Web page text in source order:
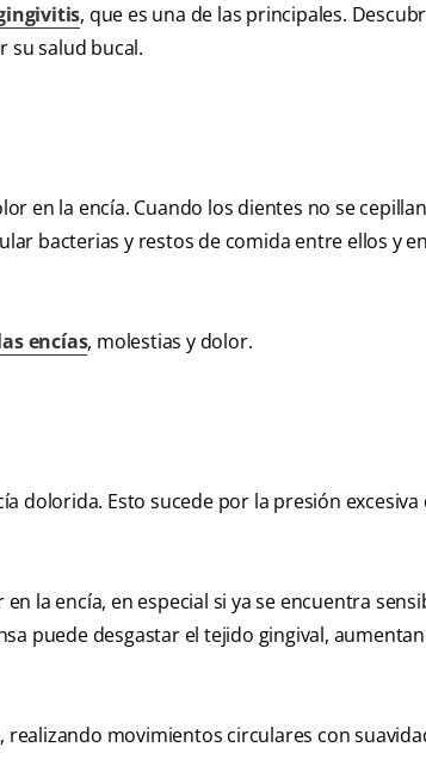
, que es una de las principales.
su salud bucal.
en la encía. Cuando los dientes no se cepillan
bacterias y restos de comida entre ellos y
encías, molestias y dolor.
dolorida. Esto sucede por la presión excesiva
la encía, en especial si ya se encuentra
puede desgastar el tejido gingival,
realizando movimientos circulares con